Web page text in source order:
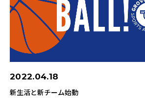
2022.04.18
新生活と新チーム始動